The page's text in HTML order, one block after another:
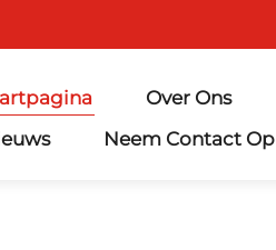
Over Ons
Neem Contact Op